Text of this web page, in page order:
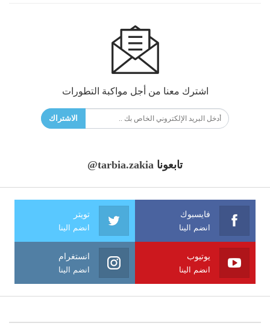
اشترك معنا من أجل مواكبة التطورات
الاشتراك
تابعونا @tarbia.zakia
فايسبوك
انضم الينا
تويتر
انضم الينا
يوتيوب
انضم الينا
انستغرام
انضم الينا